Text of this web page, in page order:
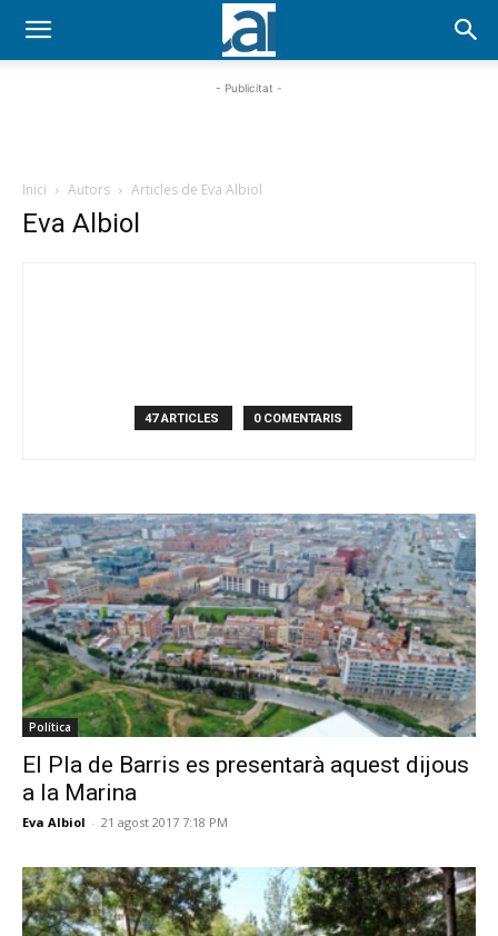
- Publicitat -
Inici Autors Articles de Eva Albiol
Eva Albiol
47 ARTICLES 0 COMENTARIS
Política
El Pla de Barris es presentarà aquest dijous
a la Marina
Eva Albiol - 21 agost 2017 7:18 PM